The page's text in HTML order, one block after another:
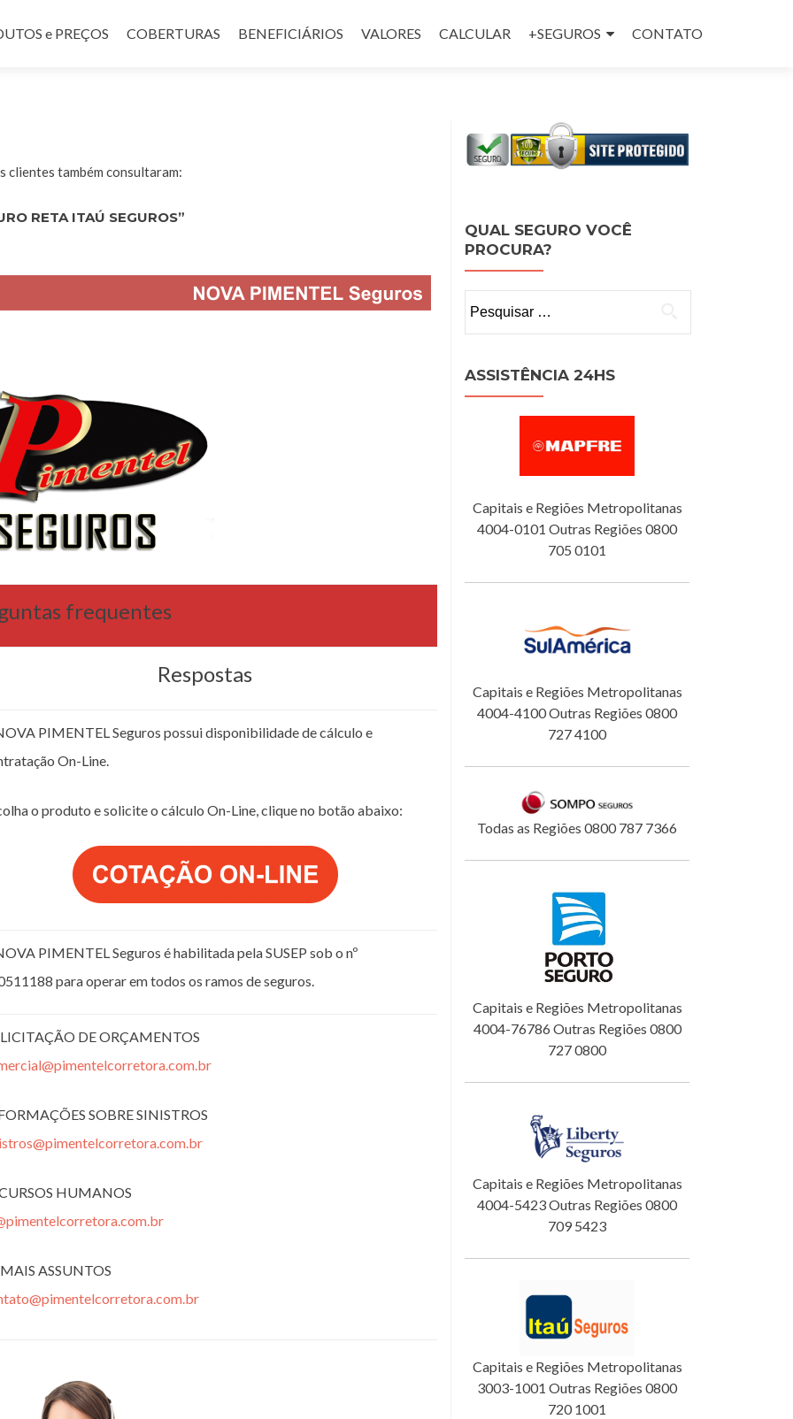
e PREÇOS COBERTURAS BENEFICIÁRIOS VALORES CALCULAR +SEGUROS CONTATO
clientes também consultaram:
RETA ITAÚ SEGUROS”
frequentes
Respostas
PIMENTEL Seguros possui disponibilidade de cálculo e
On-Line.
o produto e solicite o cálculo On-Line, clique no botão abaixo:
PIMENTEL Seguros é habilitada pela SUSEP sob o nº
para operar em todos os ramos de seguros.
DE ORÇAMENTOS
SOBRE SINISTROS
HUMANOS
ASSUNTOS
QUAL SEGURO VOCÊ
PROCURA?
por:
ASSISTÊNCIA 24HS
Capitais e Regiões Metropolitanas
4004-0101 Outras Regiões 0800
705 0101
Capitais e Regiões Metropolitanas
4004-4100 Outras Regiões 0800
727 4100
Todas as Regiões 0800 787 7366
Capitais e Regiões Metropolitanas
4004-76786 Outras Regiões 0800
727 0800
Capitais e Regiões Metropolitanas
4004-5423 Outras Regiões 0800
709 5423
Capitais e Regiões Metropolitanas
3003-1001 Outras Regiões 0800
720 1001